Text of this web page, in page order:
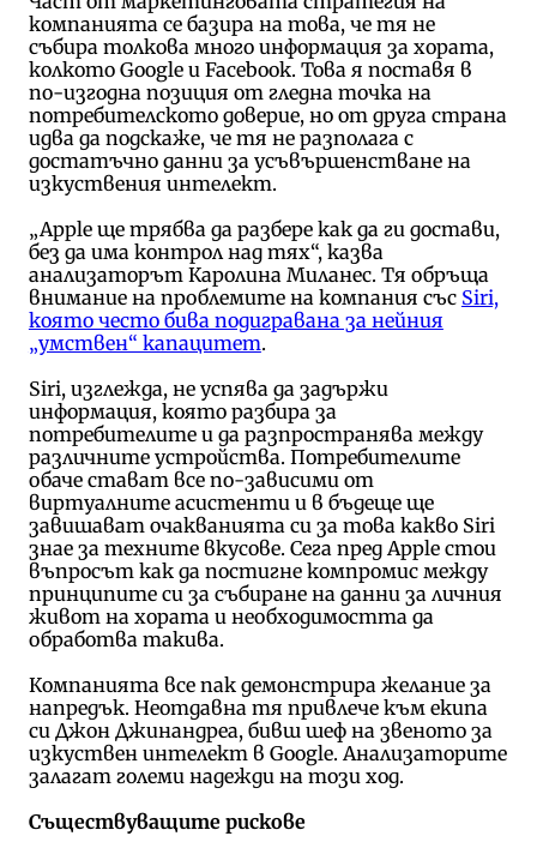
компанията се базира на това, че тя не
събира толкова много информация за хората,
колкото Google и Facebook. Това я поставя в
по-изгодна позиция от гледна точка на
потребителското доверие, но от друга страна
идва да подскаже, че тя не разполага с
достатъчно данни за усъвършенстване на
изкуствения интелект.
„Apple ще трябва да разбере как да ги достави,
без да има контрол над тях“, казва
анализаторът Каролина Миланес. Тя обръща
внимание на проблемите на компания със Siri,
която често бива подигравана за нейния
„умствен“ капацитет.
Siri, изглежда, не успява да задържи
информация, която разбира за
потребителите и да разпространява между
различните устройства. Потребителите
обаче стават все по-зависими от
виртуалните асистенти и в бъдеще ще
завишават очакванията си за това какво Siri
знае за техните вкусове. Сега пред Apple стои
въпросът как да постигне компромис между
принципите си за събиране на данни за личния
живот на хората и необходимостта да
обработва такива.
Компанията все пак демонстрира желание за
напредък. Неотдавна тя привлече към екипа
си Джон Джинандреа, бивш шеф на звеното за
изкуствен интелект в Google. Анализаторите
залагат големи надежди на този ход.
Съществуващите рискове